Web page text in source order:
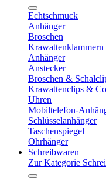
Echtschmuck
Anhänger
Broschen
Anhänger
Anstecker
Broschen &
Krawattenclips &
Uhren
Mobiltelefon-
Schlüsselanhänger
Taschenspiegel
Ohrhänger
Schreibwaren
Zur Kategorie